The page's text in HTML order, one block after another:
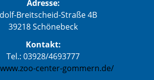
Adresse:
Breitscheid-Straße 4B
39218 Schönebeck
Kontakt:
Tel.: 03928/4693777
center-gommern.de/